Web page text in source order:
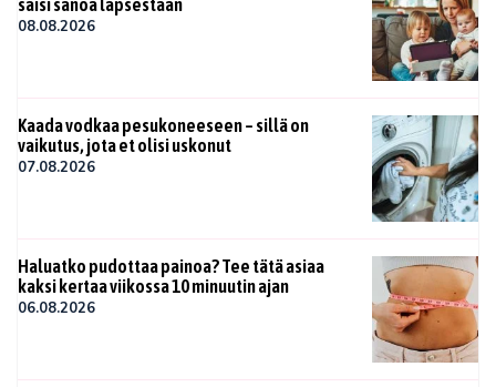
08.08.2026
Kaada vodkaa pesukoneeseen – sillä on
vaikutus, jota et olisi uskonut
07.08.2026
Haluatko pudottaa painoa? Tee tätä asiaa
kaksi kertaa viikossa 10 minuutin ajan
06.08.2026